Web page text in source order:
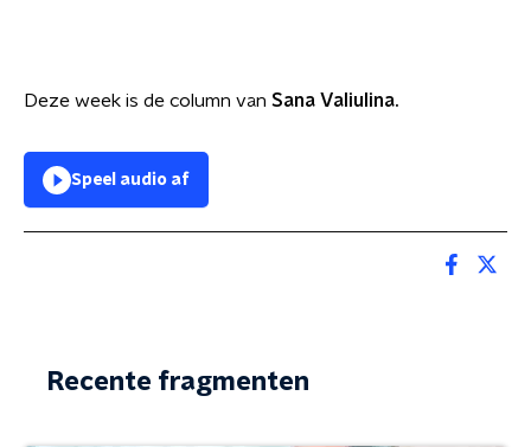
Deze week is de column van Sana Valiulina.
Speel audio af
Recente fragmenten